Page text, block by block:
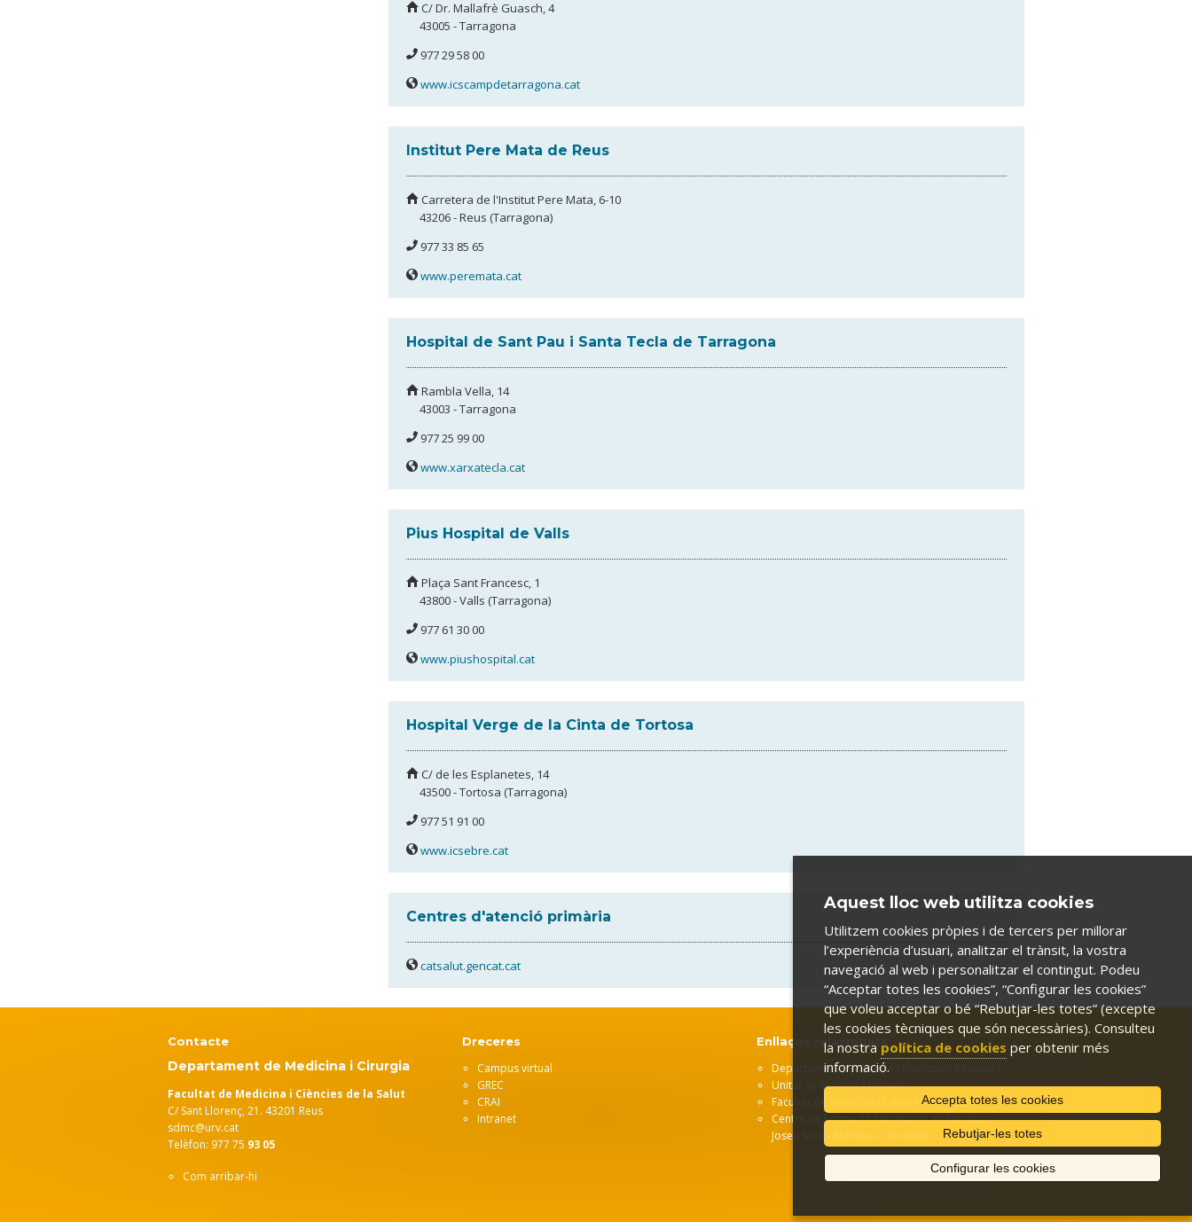
C/ Dr. Mallafrè Guasch, 4
43005 - Tarragona
977 29 58 00
www.icscampdetarragona.cat
Institut Pere Mata de Reus
Carretera de l'Institut Pere Mata, 6-10
43206 - Reus (Tarragona)
977 33 85 65
www.peremata.cat
Hospital de Sant Pau i Santa Tecla de Tarragona
Rambla Vella, 14
43003 - Tarragona
977 25 99 00
www.xarxatecla.cat
Pius Hospital de Valls
Plaça Sant Francesc, 1
43800 - Valls (Tarragona)
977 61 30 00
www.piushospital.cat
Hospital Verge de la Cinta de Tortosa
C/ de les Esplanetes, 14
43500 - Tortosa (Tarragona)
977 51 91 00
www.icsebre.cat
Centres d'atenció primària
catsalut.gencat.cat
Contacte
Departament de Medicina i Cirurgia
Facultat de Medicina i Ciències de la Salut
C/ Sant Llorenç, 21. 43201 Reus
sdmc@urv.cat
Telèfon: 977 75 93 05
Com arribar-hi
Dreceres
Campus virtual
GREC
CRAI
Intranet
Enllaços relacionats
Departament de Ciències Mèdiques Bàsiques
Unitat de Nutrició Humana
Facultat de Medicina i Ciències de la Salut
Centre de Formació i Innovació en Simulació
Josep Maria Martínez Carretero
Aquest lloc web utilitza cookies
Utilitzem cookies pròpies i de tercers per millorar
l’experiència d’usuari, analitzar el trànsit, la vostra
navegació al web i personalitzar el contingut. Podeu
“Acceptar totes les cookies”, “Configurar les cookies”
que voleu acceptar o bé “Rebutjar-les totes” (excepte
les cookies tècniques que són necessàries). Consulteu
la nostrapolítica de cookies per obtenir més
informació.
Accepta totes les cookies
Rebutjar-les totes
Configurar les cookies